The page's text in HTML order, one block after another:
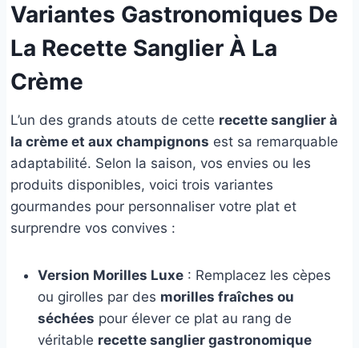
Variantes Gastronomiques De
La Recette Sanglier À La
Crème
L’un des grands atouts de cette recette sanglier à
la crème et aux champignons est sa remarquable
adaptabilité. Selon la saison, vos envies ou les
produits disponibles, voici trois variantes
gourmandes pour personnaliser votre plat et
surprendre vos convives :
Version Morilles Luxe : Remplacez les cèpes
ou girolles par des morilles fraîches ou
séchées pour élever ce plat au rang de
véritable recette sanglier gastronomique